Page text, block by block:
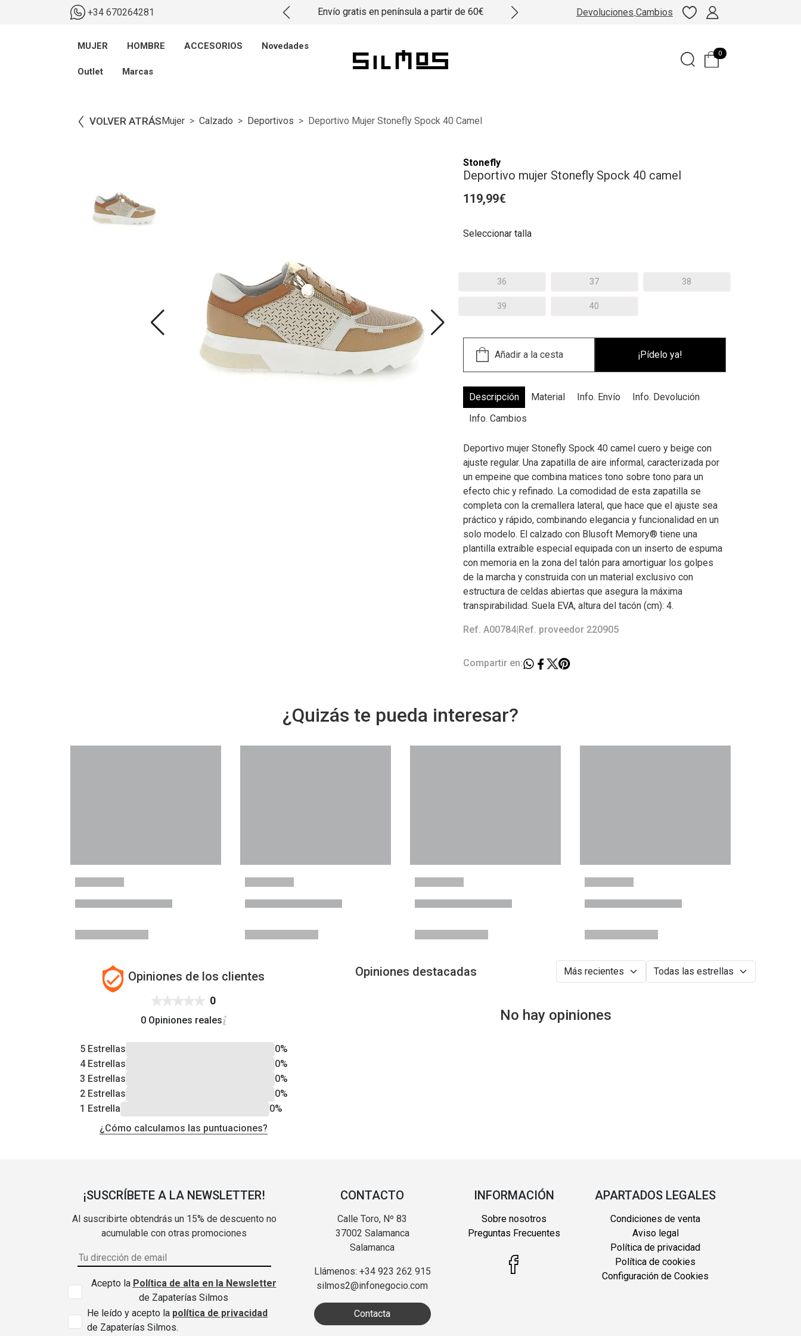
+34 670264281 Envío gratis en península a partir de 60€ Devoluciones Cambios
MUJER HOMBRE ACCESORIOS Novedades
Outlet Marcas
0
VOLVER ATRÁSMujer Calzado Deportivos Deportivo Mujer Stonefly Spock 40 Camel
Stonefly
Deportivo mujer Stonefly Spock 40 camel
119,99€
Seleccionar talla
36 37 38
39 40
¡Pídelo ya!
Descripción Material Info. Envío
Info. Devolución
Info. Cambios
Deportivo mujer Stonefly Spock 40 camel cuero y beige con
ajuste regular. Una zapatilla de aire informal, caracterizada por
un empeine que combina matices tono sobre tono para un
efecto chic y refinado. La comodidad de esta zapatilla se
completa con la cremallera lateral, que hace que el ajuste sea
práctico y rápido, combinando elegancia y funcionalidad en un
solo modelo. El calzado con Blusoft Memory® tiene una
plantilla extraíble especial equipada con un inserto de espuma
con memoria en la zona del talón para amortiguar los golpes
de la marcha y construida con un material exclusivo con
estructura de celdas abiertas que asegura la máxima
transpirabilidad. Suela EVA, altura del tacón (cm): 4.
Ref. A00784|Ref. proveedor 220905
Compartir en:
¿Quizás te pueda interesar?
Opiniones de los clientes
0
0 Opiniones reales
5 Estrellas
0%
4 Estrellas
0%
3 Estrellas
0%
2 Estrellas
0%
1 Estrella
0%
¿Cómo calculamos las puntuaciones?
Opiniones destacadas
No hay opiniones
¡SUSCRÍBETE A LA NEWSLETTER!
Al suscribirte obtendrás un 15% de descuento no
acumulable con otras promociones
Acepto la Política de alta en la Newsletter
de Zapaterías Silmos
He leído y acepto la política de privacidad
de Zapaterías Silmos.
CONTACTO
Calle Toro, Nº 83
37002 Salamanca
Salamanca
Llámenos: +34 923 262 915
silmos2@infonegocio.com
Contacta
INFORMACIÓN
Sobre nosotros
Preguntas Frecuentes
APARTADOS LEGALES
Condiciones de venta
Aviso legal
Política de privacidad
Política de cookies
Configuración de Cookies